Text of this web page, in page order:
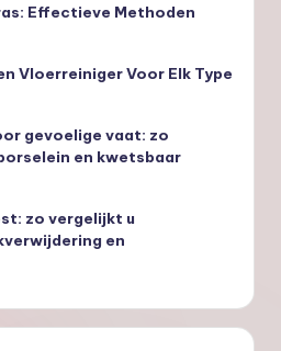
Effectieve Methoden
Vloerreiniger Voor Elk Type
gevoelige vaat: zo
en kwetsbaar
zo vergelijkt u
en